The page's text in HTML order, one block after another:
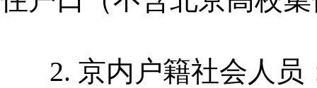
2. 京内户籍社会人员